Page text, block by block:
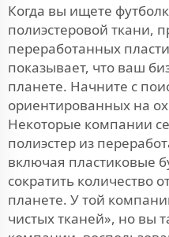
Когда вы ищете
полиэстеровой ткани,
переработанных
показывает, что ваш
планете. Начните с
ориентированных на
Некоторые компании
полиэстер из
включая пластиковые
сократить количество
планете. У той
чистых тканей», но вы